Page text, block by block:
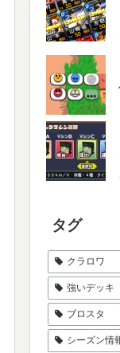
タグ
クラロワ
強いデッキ
ブロスタ
シーズン情